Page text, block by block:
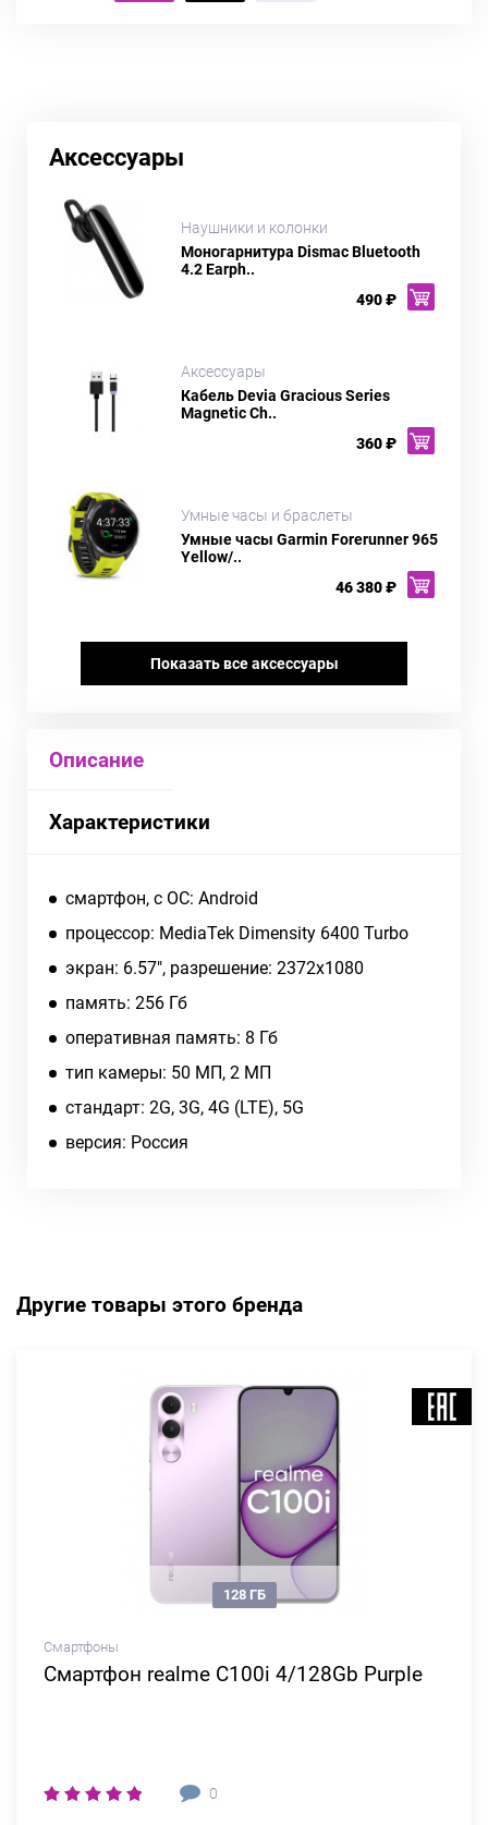
Аксессуары
Наушники и колонки
Моногарнитура Dismac Bluetooth
4.2 Earph..
490 ₽
Аксессуары
Кабель Devia Gracious Series
Magnetic Ch..
360 ₽
Умные часы и браслеты
Умные часы Garmin Forerunner 965
Yellow/..
46 380 ₽
Показать все аксессуары
Описание
Характеристики
смартфон, c ОС: Android
процессор: MediaTek Dimensity 6400 Turbo
экран: 6.57", разрешение: 2372x1080
память: 256 Гб
оперативная память: 8 Гб
тип камеры: 50 МП, 2 МП
cтандарт: 2G, 3G, 4G (LTE), 5G
версия: Россия
Другие товары этого бренда
Смартфоны
Смартфон realme C100i 4/128Gb Purple
0
128 ГБ